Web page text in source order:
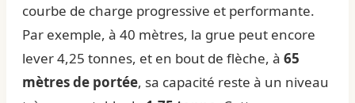
courbe de charge progressive et performante.
Par exemple, à 40 mètres, la grue peut encore
lever 4,25 tonnes, et en bout de flèche, à 65
mètres de portée, sa capacité reste à un niveau